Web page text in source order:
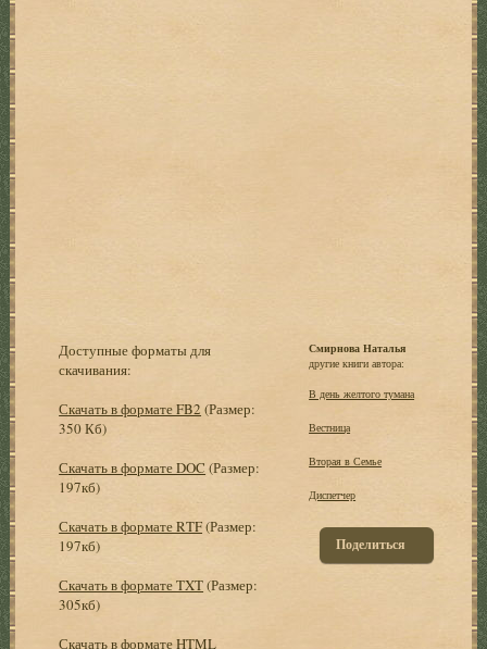
Доступные форматы для
скачивания:
Скачать в формате FB2 (Размер:
350 Кб)
Скачать в формате DOC (Размер:
197кб)
Скачать в формате RTF(Размер:
197кб)
Скачать в формате TXT(Размер:
305кб)
Скачать в формате HTML
Смирнова Наталья
другие книги автора:
В день желтого тумана
Вестница
Вторая в Семье
Диспетчер
Поделиться